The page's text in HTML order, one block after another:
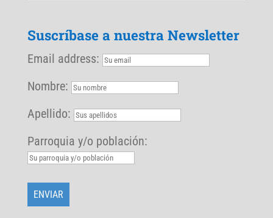
Suscríbase a nuestra Newsletter
Email address:
Nombre:
Apellido:
Parroquia y/o población: